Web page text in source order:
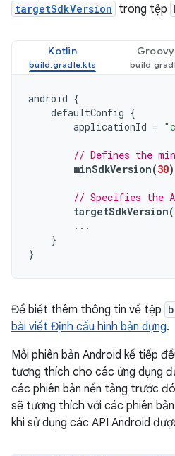
targetSdkVersion trong tệp
Kotlin Groovy
android {
defaultConfig {
applicationId =
// Defines the
minSdkVersion(30)
// Specifies the
targetSdkVersion(
...
}
}
Để biết thêm thông tin về tệp
bài viết Định cấu hình bản dựng.
Mỗi phiên bản Android kế tiếp
tương thích cho các ứng dụng
các phiên bản nền tảng trước
sẽ tương thích với các phiên
khi sử dụng các API Android